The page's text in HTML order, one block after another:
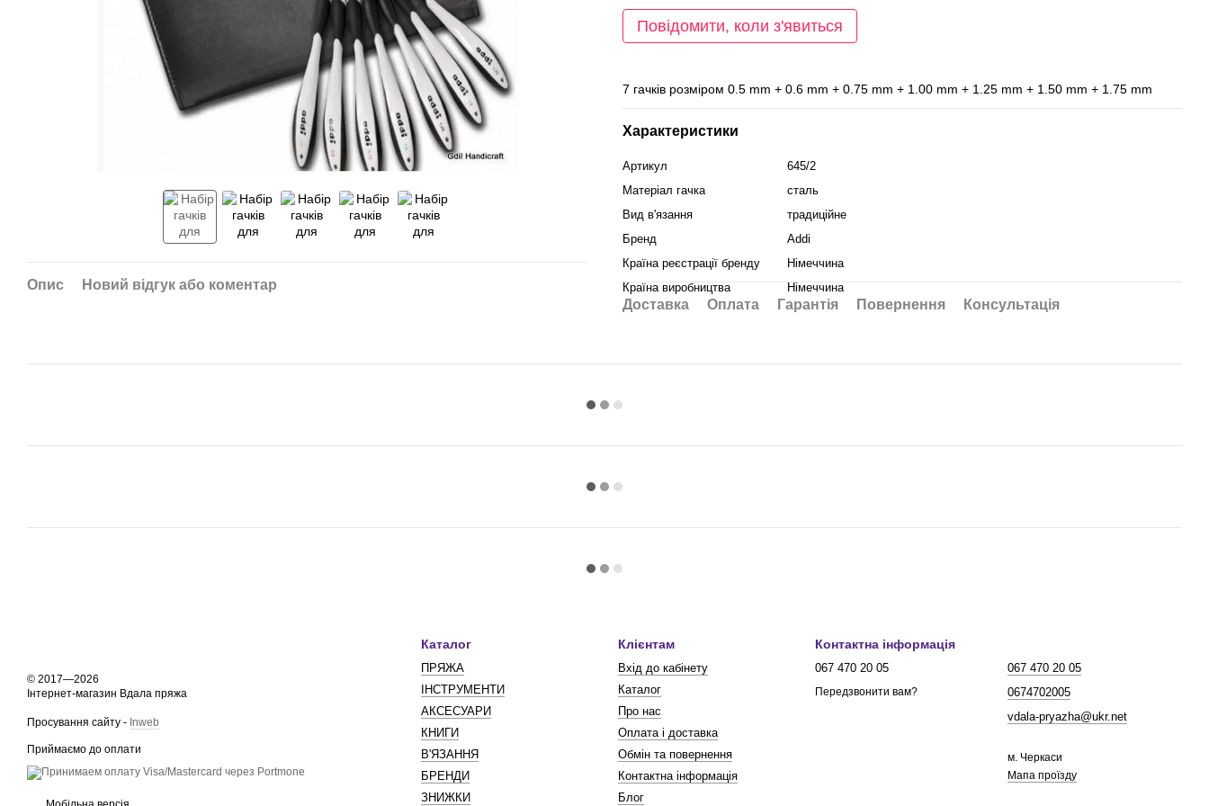
Опис Новий відгук або коментар
Повідомити, коли з'явиться
7 гачків розміром 0.5 mm + 0.6 mm + 0.75 mm + 1.00 mm + 1.25 mm + 1.50 mm + 1.75 mm
Характеристики
Артикул
645/2
Матеріал гачка
сталь
Вид в'язання
традиційне
Бренд
Addi
Країна реєстрації бренду
Німеччина
Країна виробництва
Німеччина
Доставка Оплата Гарантія Повернення Консультація
© 2017—2026
Інтернет-магазин Вдала пряжа
Просування сайту - Inweb
Приймаємо до оплати
Каталог
ПРЯЖА
ІНСТРУМЕНТИ
АКСЕСУАРИ
КНИГИ
В'ЯЗАННЯ
БРЕНДИ
ЗНИЖКИ
Клієнтам
Вхід до кабінету
Каталог
Про нас
Оплата і доставка
Обмін та повернення
Контактна інформація
Блог
Контактна інформація
067 470 20 05
Передзвонити вам?
067 470 20 05
0674702005
vdala-pryazha@ukr.net
м. Черкаси
Мапа проїзду